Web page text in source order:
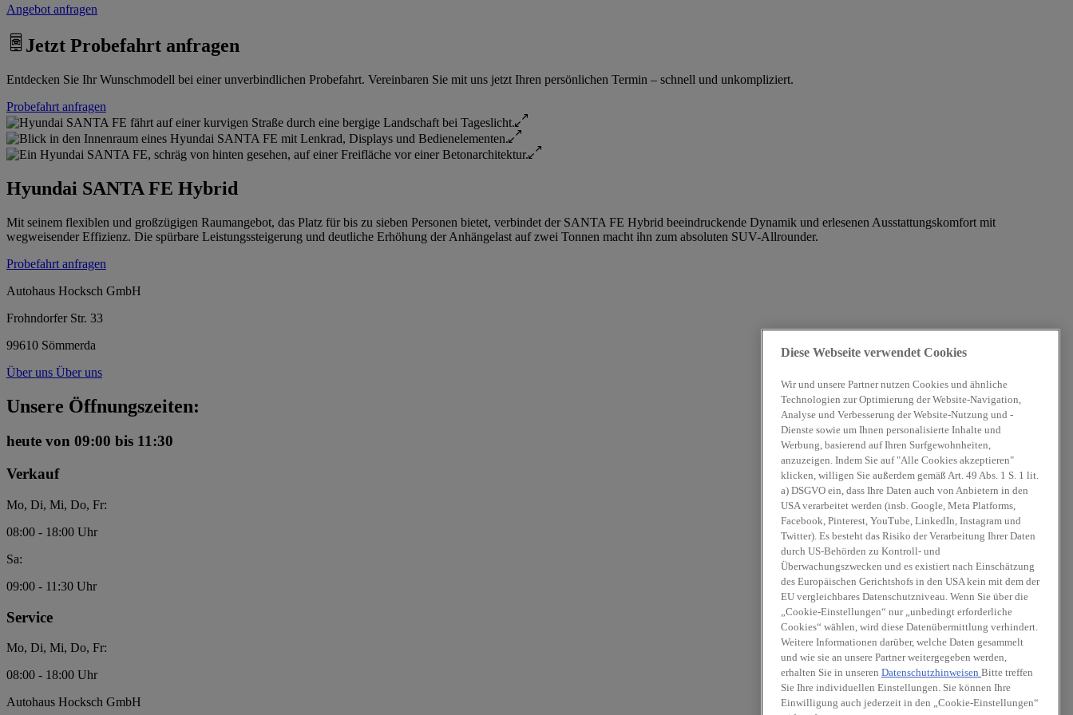
Angebot anfragen
Jetzt Probefahrt anfragen
Entdecken Sie Ihr Wunschmodell bei einer unverbindlichen Probefahrt. Vereinbaren Sie mit uns jetzt Ihren persönlichen Termin – schnell und unkompliziert.
Probefahrt anfragen
Hyundai SANTA FE Hybrid
Mit seinem flexiblen und großzügigen Raumangebot, das Platz für bis zu sieben Personen bietet, verbindet der SANTA FE Hybrid beeindruckende Dynamik und erlesenen Ausstattungskomfort mit
wegweisender Effizienz. Die spürbare Leistungssteigerung und deutliche Erhöhung der Anhängelast auf zwei Tonnen macht ihn zum absoluten SUV-Allrounder.
Probefahrt anfragen
Autohaus Hocksch GmbH
Frohndorfer Str. 33
99610 Sömmerda
Über uns Über uns
Unsere Öffnungszeiten:
heute von 09:00 bis 11:30
Verkauf
Mo, Di, Mi, Do, Fr:
08:00 - 18:00 Uhr
Sa:
09:00 - 11:30 Uhr
Service
Mo, Di, Mi, Do, Fr:
08:00 - 18:00 Uhr
Autohaus Hocksch GmbH
Diese Webseite verwendet Cookies
Wir und unsere Partner nutzen Cookies und ähnliche
Technologien zur Optimierung der Website-Navigation,
Analyse und Verbesserung der Website-Nutzung und -
Dienste sowie um Ihnen personalisierte Inhalte und
Werbung, basierend auf Ihren Surfgewohnheiten,
anzuzeigen. Indem Sie auf "Alle Cookies akzeptieren"
klicken, willigen Sie außerdem gemäß Art. 49 Abs. 1 S. 1 lit.
a) DSGVO ein, dass Ihre Daten auch von Anbietern in den
USA verarbeitet werden (insb. Google, Meta Platforms,
Facebook, Pinterest, YouTube, LinkedIn, Instagram und
Twitter). Es besteht das Risiko der Verarbeitung Ihrer Daten
durch US-Behörden zu Kontroll- und
Überwachungszwecken und es existiert nach Einschätzung
des Europäischen Gerichtshofs in den USA kein mit dem der
EU vergleichbares Datenschutzniveau. Wenn Sie über die
„Cookie-Einstellungen“ nur „unbedingt erforderliche
Cookies“ wählen, wird diese Datenübermittlung verhindert.
Weitere Informationen darüber, welche Daten gesammelt
und wie sie an unsere Partner weitergegeben werden,
erhalten Sie in unseren Datenschutzhinweisen Bitte treffen
Sie Ihre individuellen Einstellungen. Sie können Ihre
Einwilligung auch jederzeit in den „Cookie-Einstellungen“